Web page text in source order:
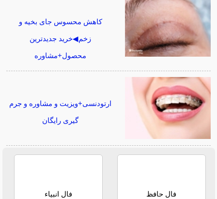
کاهش محسوس جای بخیه و
زخم◀خرید جدیدترین
محصول+مشاوره
ارتودنسی+ویزیت و مشاوره و جرم
گیری رایگان
فال حافظ فال انبیاء